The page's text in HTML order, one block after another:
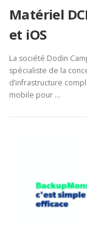
Matériel
et iOS
La société Dodin
spécialiste de la
d’infrastructure
mobile pour …